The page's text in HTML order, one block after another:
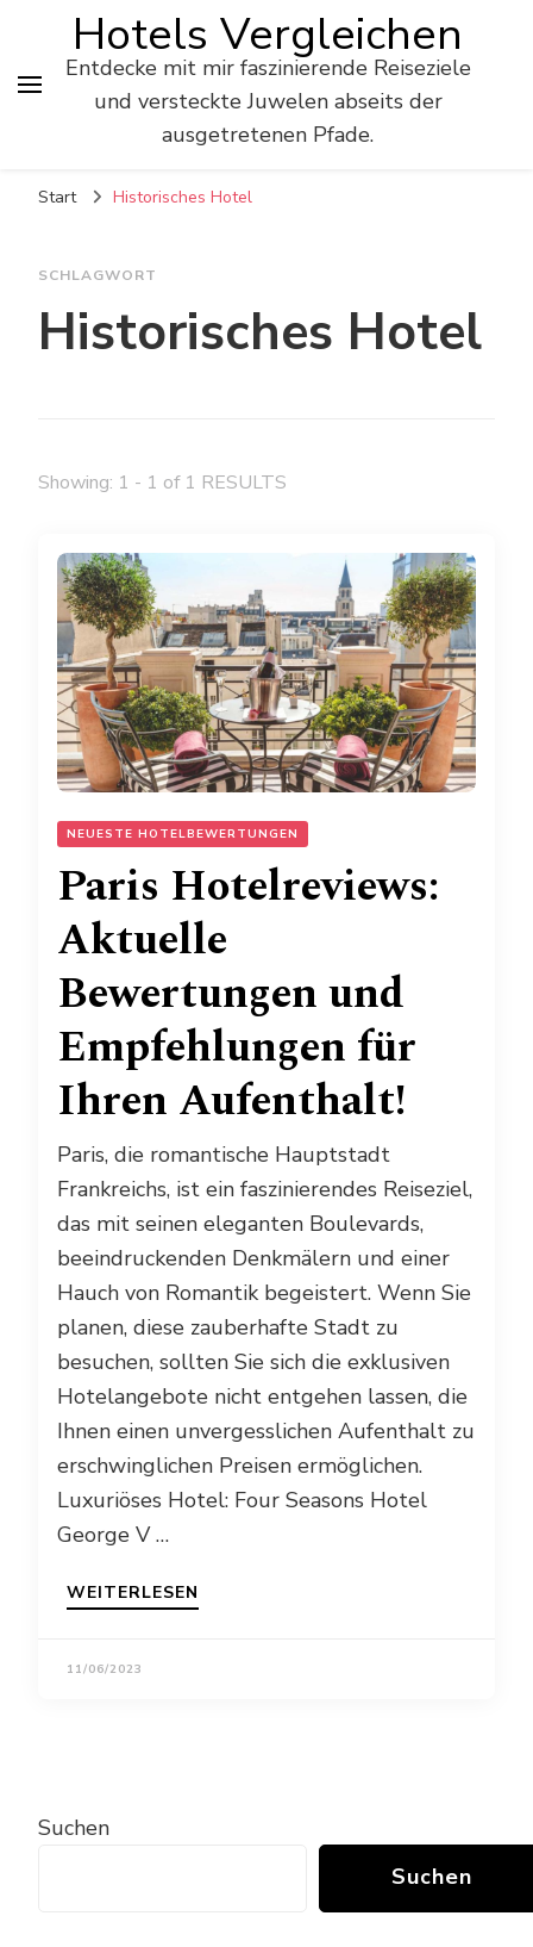
Hotels Vergleichen
Entdecke mit mir faszinierende Reiseziele
und versteckte Juwelen abseits der
ausgetretenen Pfade.
Start Historisches Hotel
SCHLAGWORT
Historisches Hotel
Showing: 1 - 1 of 1 RESULTS
NEUESTE HOTELBEWERTUNGEN
Paris Hotelreviews:
Aktuelle
Bewertungen und
Empfehlungen für
Ihren Aufenthalt!
Paris, die romantische Hauptstadt
Frankreichs, ist ein faszinierendes Reiseziel,
das mit seinen eleganten Boulevards,
beeindruckenden Denkmälern und einer
Hauch von Romantik begeistert. Wenn Sie
planen, diese zauberhafte Stadt zu
besuchen, sollten Sie sich die exklusiven
Hotelangebote nicht entgehen lassen, die
Ihnen einen unvergesslichen Aufenthalt zu
erschwinglichen Preisen ermöglichen.
Luxuriöses Hotel: Four Seasons Hotel
George V …
WEITERLESEN
11/06/2023
Suchen
Suchen